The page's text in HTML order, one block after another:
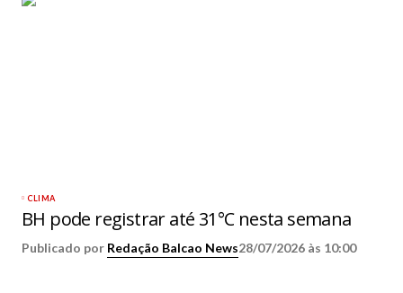
CLIMA
BH pode registrar até 31°C nesta semana
Publicado por Redação Balcao News28/07/2026 às 10:00